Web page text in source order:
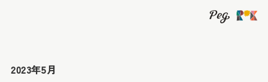
2023年5月